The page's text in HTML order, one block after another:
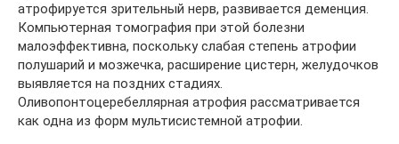
атрофируется зрительный нерв, развивается деменция.
Компьютерная томография при этой болезни
малоэффективна, поскольку слабая степень атрофии
полушарий и мозжечка, расширение цистерн, желудочков
выявляется на поздних стадиях.
Оливопонтоцеребеллярная атрофия рассматривается
как одна из форм мультисистемной атрофии.